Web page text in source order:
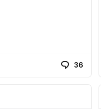
36